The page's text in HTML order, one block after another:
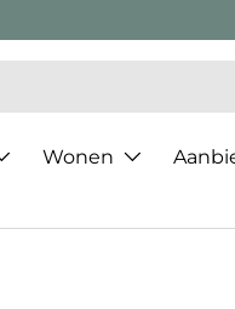
Wonen